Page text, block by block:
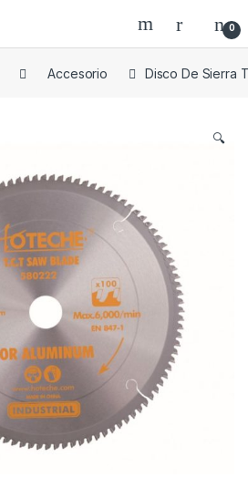
0
Accesorio Disco De Sierra
🔍